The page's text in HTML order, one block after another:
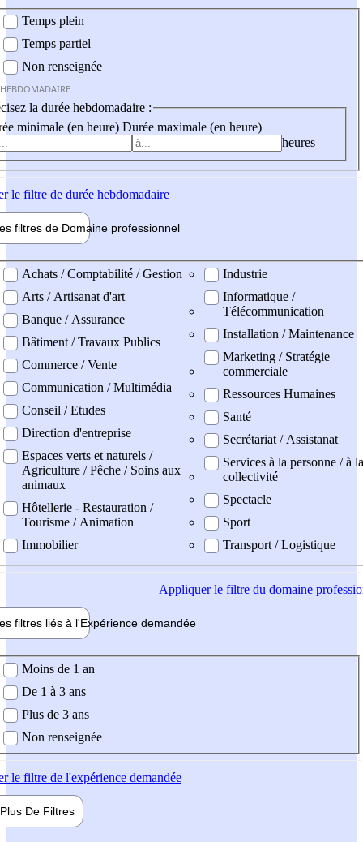
Temps plein
Temps partiel
Non renseignée
la durée hebdomadaire :
minimale (en heure) Durée maximale (en heure)
heures
le filtre de durée hebdomadaire
filtres de Domaine professionnel
professionel
Achats / Comptabilité / Gestion
Arts / Artisanat d'art
Banque / Assurance
Bâtiment / Travaux Publics
Commerce / Vente
Communication / Multimédia
Conseil / Etudes
Direction d'entreprise
Espaces verts et naturels /
Agriculture / Pêche / Soins aux
animaux
Hôtellerie - Restauration /
Tourisme / Animation
Immobilier
Industrie
Informatique /
Télécommunication
Installation / Maintenance
Marketing / Stratégie
commerciale
Ressources Humaines
Santé
Secrétariat / Assistanat
Services à la personne / à la
collectivité
Spectacle
Sport
Transport / Logistique
Appliquerle filtre du domaine
filtres liés à l'Expérience demandée
demandée
Moins de 1 an
De 1 à 3 ans
Plus de 3 ans
Non renseignée
le filtre de l'expérience demandée
Plus De Filtres